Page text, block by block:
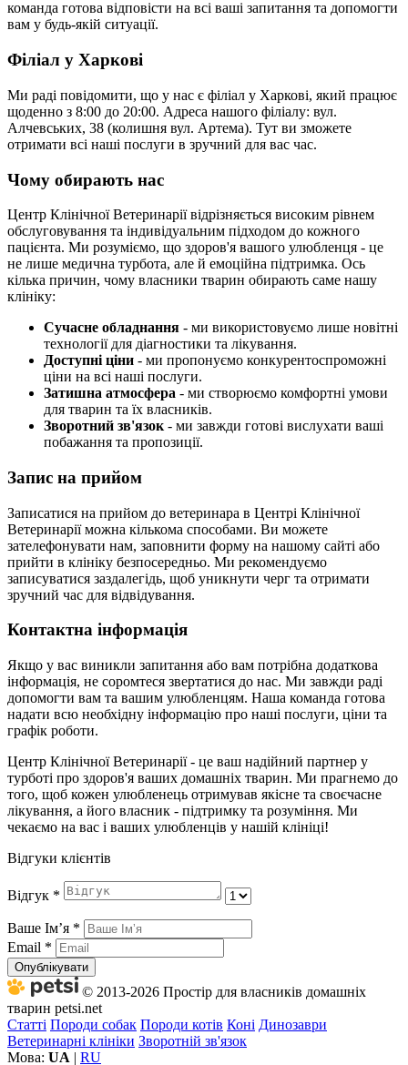
команда готова відповісти на всі ваші запитання та допомогти
вам у будь-якій ситуації.
Філіал у Харкові
Ми раді повідомити, що у нас є філіал у Харкові, який працює
щоденно з 8:00 до 20:00. Адреса нашого філіалу: вул.
Алчевських, 38 (колишня вул. Артема). Тут ви зможете
отримати всі наші послуги в зручний для вас час.
Чому обирають нас
Центр Клінічної Ветеринарії відрізняється високим рівнем
обслуговування та індивідуальним підходом до кожного
пацієнта. Ми розуміємо, що здоров'я вашого улюбленця - це
не лише медична турбота, але й емоційна підтримка. Ось
кілька причин, чому власники тварин обирають саме нашу
клініку:
Сучасне обладнання - ми використовуємо лише новітні
технології для діагностики та лікування.
Доступні ціни - ми пропонуємо конкурентоспроможні
ціни на всі наші послуги.
Затишна атмосфера - ми створюємо комфортні умови
для тварин та їх власників.
Зворотний зв'язок - ми завжди готові вислухати ваші
побажання та пропозиції.
Запис на прийом
Записатися на прийом до ветеринара в Центрі Клінічної
Ветеринарії можна кількома способами. Ви можете
зателефонувати нам, заповнити форму на нашому сайті або
прийти в клініку безпосередньо. Ми рекомендуємо
записуватися заздалегідь, щоб уникнути черг та отримати
зручний час для відвідування.
Контактна інформація
Якщо у вас виникли запитання або вам потрібна додаткова
інформація, не соромтеся звертатися до нас. Ми завжди раді
допомогти вам та вашим улюбленцям. Наша команда готова
надати всю необхідну інформацію про наші послуги, ціни та
графік роботи.
Центр Клінічної Ветеринарії - це ваш надійний партнер у
турботі про здоров'я ваших домашніх тварин. Ми прагнемо до
того, щоб кожен улюбленець отримував якісне та своєчасне
лікування, а його власник - підтримку та розуміння. Ми
чекаємо на вас і ваших улюбленців у нашій клініці!
Відгуки клієнтів
Відгук *
Ваше Імʼя *
Email *
Опублікувати
© 2013-2026 Простір для власників домашніх
тварин petsi.net
Статті Породи собак Породи котів Коні Динозаври
Ветеринарні клініки Зворотній зв'язок
Мова: UA | RU